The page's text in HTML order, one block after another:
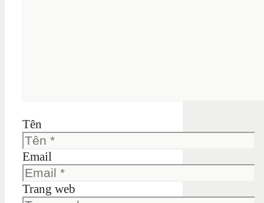
Tên
Email
Trang web